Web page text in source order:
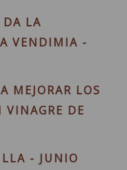
DA LA
VENDIMIA -
MEJORAR LOS
VINAGRE DE
- JUNIO